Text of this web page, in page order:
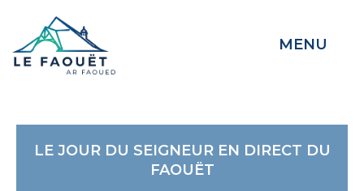
MENU
LE JOUR DU SEIGNEUR EN DIRECT DU
FAOUËT